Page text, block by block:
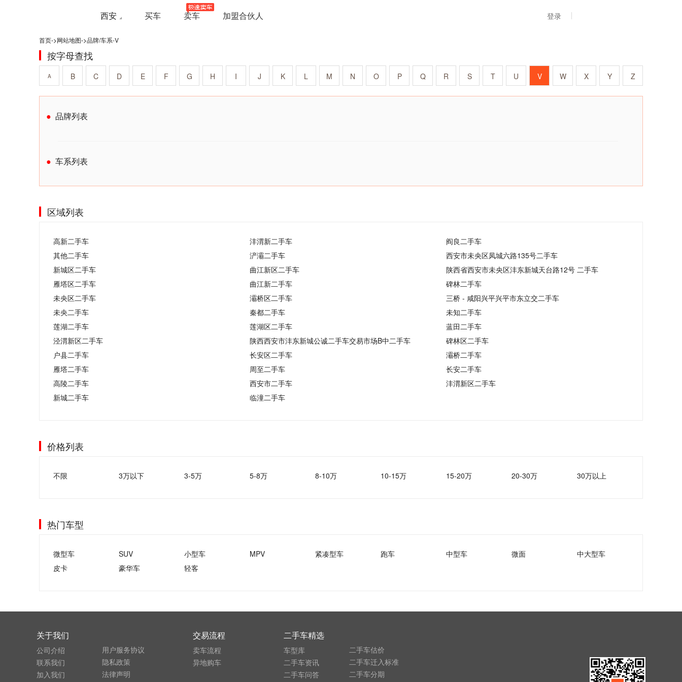
西安 买车 卖车 加盟合伙人 登录
首页->网站地图->品牌/车系-V
按字母查找
A B C D E F G H I J K L M N O P Q R S T U V W X Y Z
品牌列表
车系列表
区域列表
高新二手车 沣渭新二手车
阎良二手车
其他二手车
浐灞二手车
西安市未央区凤城六路135号二手车
新城区二手车
曲江新区二手车
陕西省西安市未央区沣东新城天台路12号 二手车
雁塔区二手车
曲江新二手车
碑林二手车
未央区二手车
灞桥区二手车
三桥 - 咸阳兴平兴平市东立交二手车
未央二手车
秦都二手车
未知二手车
莲湖二手车
莲湖区二手车
蓝田二手车
泾渭新区二手车
陕西西安市沣东新城公诚二手车交易市场B中二手车
碑林区二手车
户县二手车
长安区二手车
灞桥二手车
雁塔二手车
周至二手车
长安二手车
高陵二手车
西安市二手车
沣渭新区二手车
新城二手车
临潼二手车
价格列表
不限 3万以下 3-5万 5-8万 8-10万 10-15万 15-20万 20-30万 30万以上
热门车型
微型车 SUV 小型车 MPV 紧凑型车 跑车 中型车 微面
中大型车
皮卡
豪华车 轻客
关于我们
公司介绍
联系我们
加入我们
用户服务协议
隐私政策
法律声明
交易流程
卖车流程
异地购车
二手车精选
车型库
二手车资讯
二手车问答
二手车估价
二手车迁入标准
二手车分期